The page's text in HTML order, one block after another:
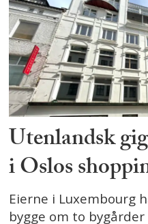
Utenlandsk
i Oslos
Eierne i Luxembourg
bygge om to